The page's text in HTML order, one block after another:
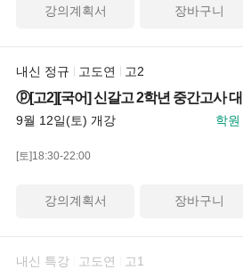
강의계획서 장바구니
내신 정규 고도연 고2
ⓟ[고2][국어] 신갈고 2학년 중간고사
9월 12일(토) 개강 학
[토]18:30-22:00
강의계획서 장바구니
내신 특강 고도연 고1